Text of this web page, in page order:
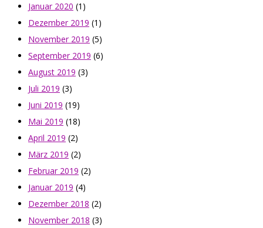
Januar 2020 (1)
Dezember 2019 (1)
November 2019 (5)
September 2019 (6)
August 2019 (3)
Juli 2019 (3)
Juni 2019 (19)
Mai 2019 (18)
April 2019 (2)
März 2019 (2)
Februar 2019 (2)
Januar 2019 (4)
Dezember 2018 (2)
November 2018 (3)